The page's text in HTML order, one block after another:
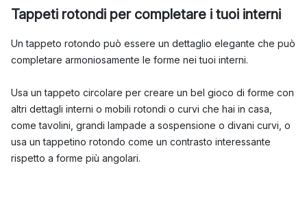
Tappeti rotondi per completare i tuoi interni
Un tappeto rotondo può essere un dettaglio elegante che può
completare armoniosamente le forme nei tuoi interni.
Usa un tappeto circolare per creare un bel gioco di forme con
altri dettagli interni o mobili rotondi o curvi che hai in casa,
come tavolini, grandi lampade a sospensione o divani curvi, o
usa un tappetino rotondo come un contrasto interessante
rispetto a forme più angolari.